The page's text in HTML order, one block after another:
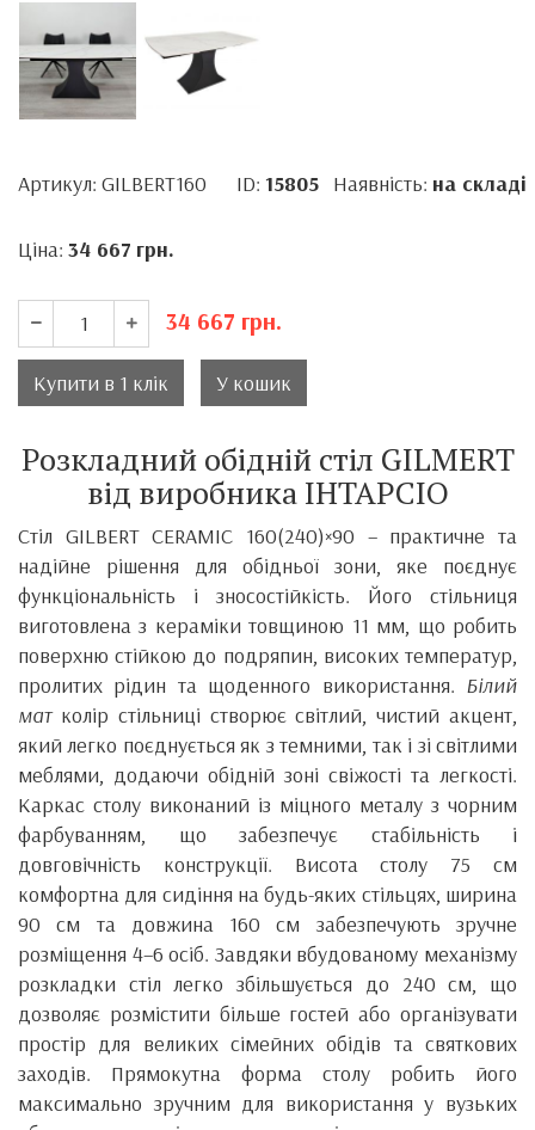
ID: 15805Наявність: на складі
Артикул: GILBERT160
Ціна: 34 667 грн.
34 667 грн.
Купити в 1 клік У кошик
Розкладний обідній стіл GILMERT
від виробника ІНТАРСІО
Стіл GILBERT CERAMIC 160(240)×90 – практичне та
надійне рішення для обідньої зони, яке поєднує
функціональність і зносостійкість. Його стільниця
виготовлена з кераміки товщиною 11 мм, що робить
поверхню стійкою до подряпин, високих температур,
пролитих рідин та щоденного використання. Білий
матколір стільниці створює світлий, чистий акцент,
який легко поєднується як з темними, так і зі світлими
меблями, додаючи обідній зоні свіжості та легкості.
Каркас столу виконаний із міцного металу з чорним
фарбуванням, що забезпечує стабільність і
довговічність конструкції. Висота столу 75 см
комфортна для сидіння на будь-яких стільцях, ширина
90 см та довжина 160 см забезпечують зручне
розміщення 4–6 осіб. Завдяки вбудованому механізму
розкладки стіл легко збільшується до 240 см, що
дозволяє розмістити більше гостей або організувати
простір для великих сімейних обідів та святкових
заходів. Прямокутна форма столу робить його
максимально зручним для використання у вузьких